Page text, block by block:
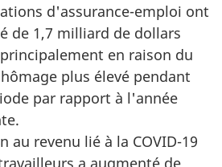
d'assurance-emploi ont
de 1,7 milliard de dollars
principalement en raison du
plus élevé pendant
par rapport à l'année
au revenu lié à la COVID-19
a augmenté de